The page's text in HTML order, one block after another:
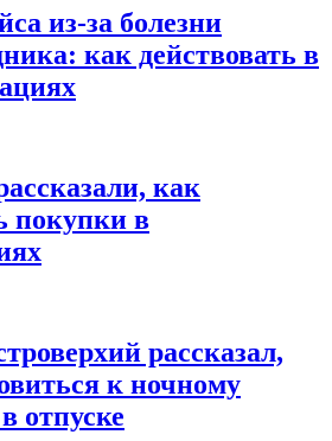
из-за болезни
как действовать в
как
покупки в
рассказал,
к ночному
отпуске